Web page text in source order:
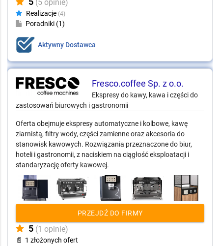
(5 opinie)
Realizacje (4)
Poradniki (1)
Aktywny Dostawca
Fresco.coffee Sp. z o.o.
Ekspresy do kawy, kawa i części do
zastosowań biurowych i gastronomii
Oferta obejmuje ekspresy automatyczne i kolbowe, kawę
ziarnistą, filtry wody, części zamienne oraz akcesoria do
stanowisk kawowych. Rozwiązania przeznaczone do biur,
hoteli i gastronomii, z naciskiem na ciągłość eksploatacji i
standaryzację oferty kawowej.
PRZEJDŹ DO FIRMY
5 (1 opinie)
📄 1 złożonych ofert